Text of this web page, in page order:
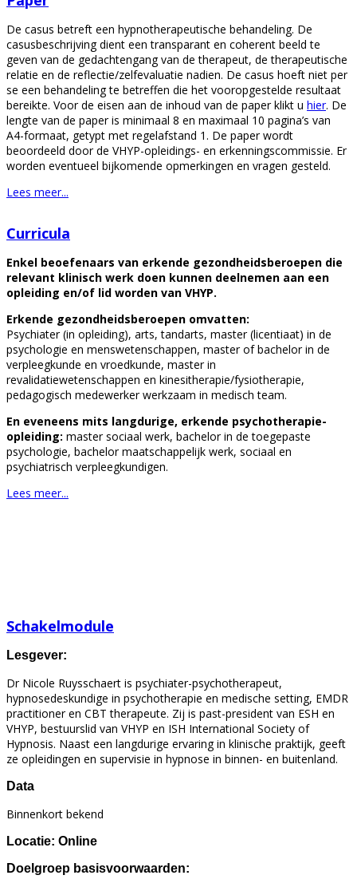
De casus betreft een hypnotherapeutische behandeling. De
casusbeschrijving dient een transparant en coherent beeld te
geven van de gedachtengang van de therapeut, de therapeutische
relatie en de reflectie/zelfevaluatie nadien. De casus hoeft niet per
se een behandeling te betreffen die het vooropgestelde resultaat
bereikte. Voor de eisen aan de inhoud van de paper klikt u hier. De
lengte van de paper is minimaal 8 en maximaal 10 pagina’s van
A4-formaat, getypt met regelafstand 1. De paper wordt
beoordeeld door de VHYP-opleidings- en erkenningscommissie. Er
worden eventueel bijkomende opmerkingen en vragen gesteld.
Lees meer...
Curricula
Enkel beoefenaars van erkende gezondheidsberoepen die
relevant klinisch werk doen kunnen deelnemen aan een
opleiding en/of lid worden van VHYP.
Erkende gezondheidsberoepen omvatten:
Psychiater (in opleiding), arts, tandarts, master (licentiaat) in de
psychologie en menswetenschappen, master of bachelor in de
verpleegkunde en vroedkunde, master in
revalidatiewetenschappen en kinesitherapie/fysiotherapie,
pedagogisch medewerker werkzaam in medisch team.
En eveneens mits langdurige, erkende psychotherapie-
opleiding: master sociaal werk, bachelor in de toegepaste
psychologie, bachelor maatschappelijk werk, sociaal en
psychiatrisch verpleegkundigen.
Lees meer...
Schakelmodule
Lesgever:
Dr Nicole Ruysschaert is psychiater-psychotherapeut,
hypnosedeskundige in psychotherapie en medische setting, EMDR
practitioner en CBT therapeute. Zij is past-president van ESH en
VHYP, bestuurslid van VHYP en ISH International Society of
Hypnosis. Naast een langdurige ervaring in klinische praktijk, geeft
ze opleidingen en supervisie in hypnose in binnen- en buitenland.
Data
Binnenkort bekend
Locatie: Online
Doelgroep basisvoorwaarden: